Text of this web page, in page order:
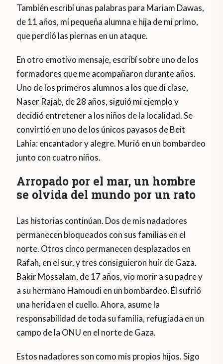
También escribí unas palabras para Mariam Dawas,
de 11 años, mi pequeña alumna e hija de mi primo,
que perdió las piernas en un ataque.
En otro emotivo mensaje, escribí sobre uno de los
formadores que me acompañaron durante años.
Uno de los primeros alumnos a los que di clase,
Naser Rajab, de 28 años, siguió mi ejemplo y
decidió entretener a los niños de la localidad. Se
convirtió en uno de los únicos payasos de Beit
Lahia: encantador y alegre. Murió en un bombardeo
junto con cuatro niños.
Arropado por el mar, un hombre
se olvida del mundo por un rato
Las historias continúan. Dos de mis nadadores
permanecen bloqueados con sus familias en el
norte. Otros cinco permanecen desplazados en
Rafah, en el sur, y tres consiguieron huir de Gaza.
Bakir Mossalam, de 17 años, vio morir a su padre y
a su hermano Hamoudi en un bombardeo. Él sufrió
una herida en el cuello. Ahora, asume la
responsabilidad de toda su familia, refugiada en un
campo de la ONU en el norte de Gaza.
Estos nadadores son como mis propios hijos. Sigo